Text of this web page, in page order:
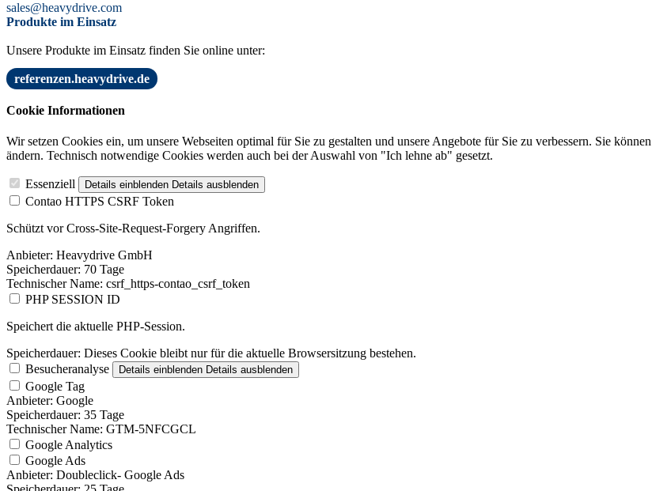
sales@heavydrive.com
Produkte im Einsatz
Unsere Produkte im Einsatz finden Sie online unter:
referenzen.heavydrive.de
Cookie Informationen
Wir setzen Cookies ein, um unsere Webseiten optimal für Sie zu gestalten und unsere Angebote für Sie zu verbessern. Sie
ändern. Technisch notwendige Cookies werden auch bei der Auswahl von "Ich lehne ab" gesetzt.
Essenziell Details einblenden Details ausblenden
Contao HTTPS CSRF Token
Schützt vor Cross-Site-Request-Forgery Angriffen.
Anbieter: Heavydrive GmbH
Speicherdauer: 70 Tage
Technischer Name: csrf_https-contao_csrf_token
PHP SESSION ID
Speichert die aktuelle PHP-Session.
Speicherdauer: Dieses Cookie bleibt nur für die aktuelle Browsersitzung bestehen.
Besucheranalyse
Details einblenden Details ausblenden
Google Tag
Anbieter: Google
Speicherdauer: 35 Tage
Technischer Name: GTM-5NFCGCL
Google Analytics
Google Ads
Anbieter: Doubleclick- Google Ads